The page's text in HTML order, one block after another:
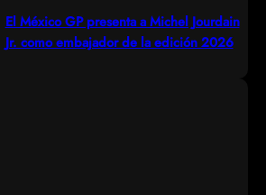
El México GP presenta a Michel Jourdain
Jr. como embajador de la edición 2026